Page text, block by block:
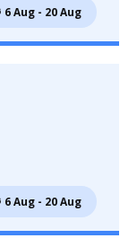
6 Aug - 20 Aug
6 Aug - 20 Aug